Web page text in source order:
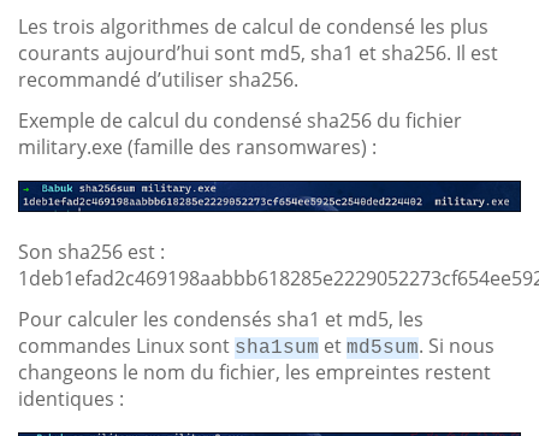
Les trois algorithmes de calcul de condensé les plus
courants aujourd’hui sont md5, sha1 et sha256. Il est
recommandé d’utiliser sha256.
Exemple de calcul du condensé sha256 du fichier
military.exe (famille des ransomwares) :
Son sha256 est :
Pour calculer les condensés sha1 et md5, les
commandes Linux sont sha1sum et md5sum. Si nous
changeons le nom du fichier, les empreintes restent
identiques :